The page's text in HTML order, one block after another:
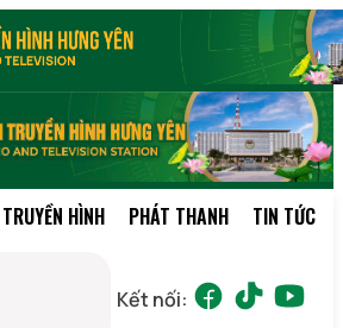
TRUYỀN HÌNH PHÁT THANH TIN TỨC
Kết nối: